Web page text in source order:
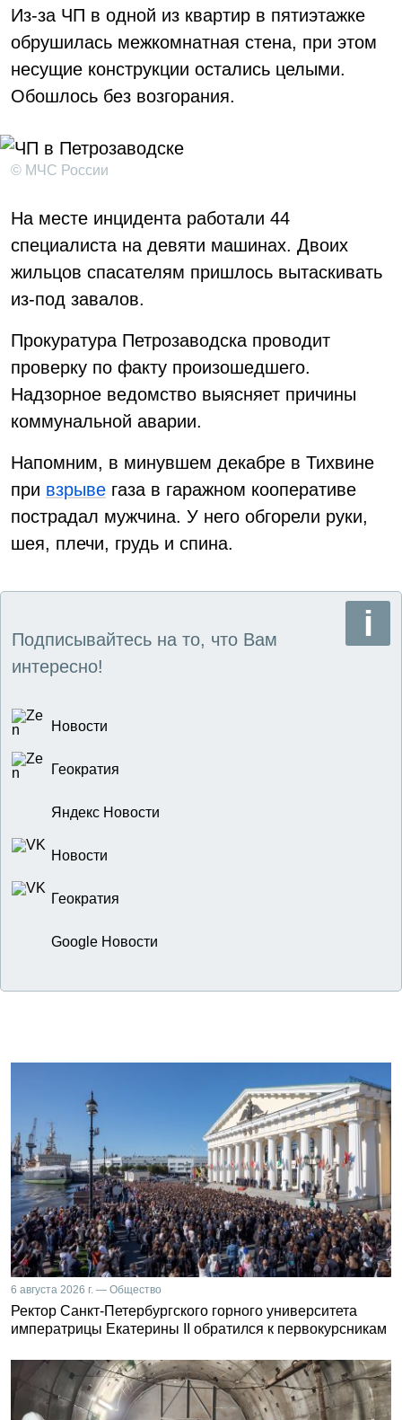
Из-за ЧП в одной из квартир в пятиэтажке
обрушилась межкомнатная стена, при этом
несущие конструкции остались целыми.
Обошлось без возгорания.
© МЧС России
На месте инцидента работали 44
специалиста на девяти машинах. Двоих
жильцов спасателям пришлось вытаскивать
из-под завалов.
Прокуратура Петрозаводска проводит
проверку по факту произошедшего.
Надзорное ведомство выясняет причины
коммунальной аварии.
Напомним, в минувшем декабре в Тихвине
при взрыве газа в гаражном кооперативе
пострадал мужчина. У него обгорели руки,
шея, плечи, грудь и спина.
Подписывайтесь на то, что Вам
интересно!
Новости
Геократия
Яндекс Новости
Новости
Геократия
Google Новости
6 августа 2026 г. — Общество
Ректор Санкт-Петербургского горного университета
императрицы Екатерины II обратился к первокурсникам